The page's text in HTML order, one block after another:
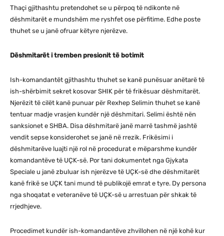
Thaçi gjithashtu pretendohet se u përpoq të ndikonte në
dëshmitarët e mundshëm me ryshfet ose përfitime. Edhe poste
thuhet se u janë ofruar këtyre njerëzve.
Dëshmitarët i tremben presionit të botimit
Ish-komandantët gjithashtu thuhet se kanë punësuar anëtarë të
ish-shërbimit sekret kosovar SHIK për të frikësuar dëshmitarët.
Njerëzit të cilët kanë punuar për Rexhep Selimin thuhet se kanë
tentuar madje vrasjen kundër një dëshmitari. Selimi është nën
sanksionet e SHBA. Disa dëshmitarë janë marrë tashmë jashtë
vendit sepse konsiderohet se janë në rrezik. Frikësimi i
dëshmitarëve luajti një rol në procedurat e mëparshme kundër
komandantëve të UÇK-së. Por tani dokumentet nga Gjykata
Speciale u janë zbuluar ish njerëzve të UÇK-së dhe dëshmitarët
kanë frikë se UÇK tani mund të publikojë emrat e tyre. Dy persona
nga shoqatat e veteranëve të UÇK-së u arrestuan për shkak të
rrjedhjeve.
Procedimet kundër ish-komandantëve zhvillohen në një kohë kur